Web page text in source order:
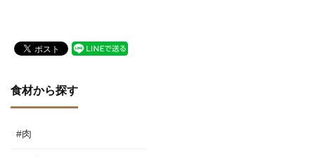
食材から探す
#肉